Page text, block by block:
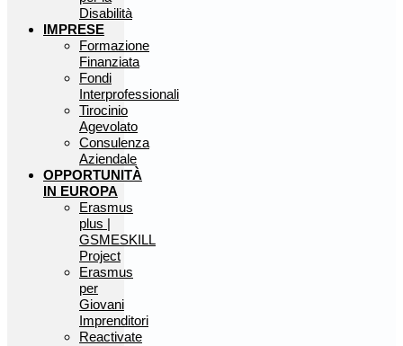
Disabilità
IMPRESE
Formazione
Finanziata
Fondi
Interprofessionali
Tirocinio
Agevolato
Consulenza
Aziendale
OPPORTUNITÀ
IN EUROPA
Erasmus
plus |
GSMESKILL
Project
Erasmus
per
Giovani
Imprenditori
Reactivate